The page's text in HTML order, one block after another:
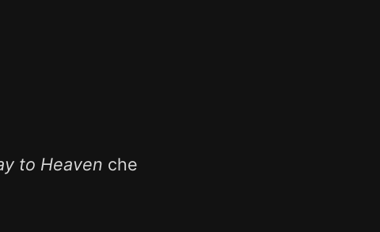
to Heaven che